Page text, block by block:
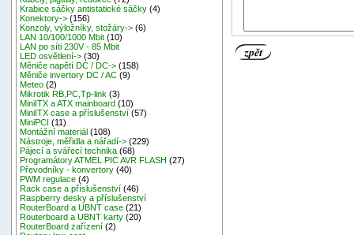
Krabice sáčky antistatické sáčky (4)
Konektory-> (156)
Konzoly, výložníky, stožáry-> (6)
LAN 10/100/1000 Mbit (10)
LAN po síti 230V - 85 Mbit
LED osvětlení-> (30)
Měniče napětí DC / DC-> (158)
Měniče invertory DC / AC (9)
Meteo (2)
Mikrotik RB,PC,Tp-link (3)
MiniITX a ATX mainboard (10)
MiniITX case a příslušenství (57)
MiniPCI (11)
Montážní materiál (108)
Nástroje, měřidla a nářadí-> (229)
Pájecí a svářecí technika (68)
Programátory ATMEL PIC AVR FLASH (27)
Převodníky - konvertory (40)
PWM regulace (4)
Rack case a příslušenství (46)
Raspberry desky a příslušenství
RouterBoard a UBNT case (21)
Routerboard a UBNT karty (20)
RouterBoard zařízení (2)